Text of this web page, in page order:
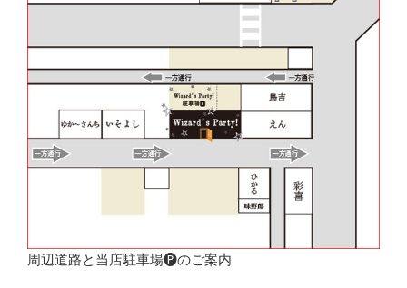
周辺道路と当店駐車場🅟のご案内